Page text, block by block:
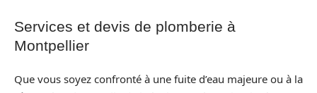
Services et devis de plomberie à
Montpellier
Que vous soyez confronté à une fuite d’eau majeure ou à la